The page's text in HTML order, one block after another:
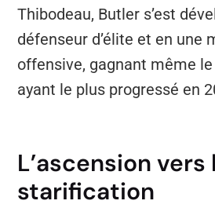
Thibodeau, Butler s’est
défenseur d’élite et en une
offensive, gagnant même
ayant le plus progressé en
L’ascension vers
starification